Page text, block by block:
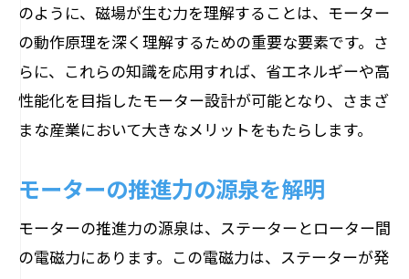
のように、磁場が生む力を理解することは、モーター
の動作原理を深く理解するための重要な要素です。さ
らに、これらの知識を応用すれば、省エネルギーや高
性能化を目指したモーター設計が可能となり、さまざ
まな産業において大きなメリットをもたらします。
モーターの推進力の源泉を解明
モーターの推進力の源泉は、ステーターとローター間
の電磁力にあります。この電磁力は、ステーターが発